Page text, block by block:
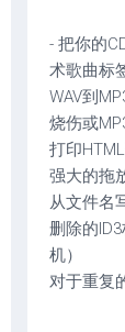
- 把你的
术歌曲标
WAV到
烧伤或
打印
强大的拖
从文件名
删除的
机）
对于重复